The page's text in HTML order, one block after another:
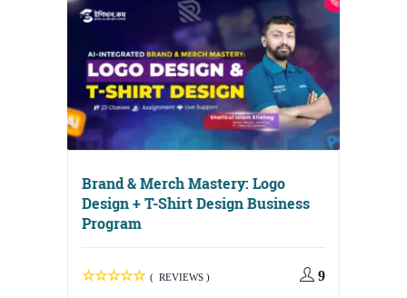
Brand & Merch Mastery: Logo
Design + T-Shirt Design Business
Program
( REVIEWS ) 9